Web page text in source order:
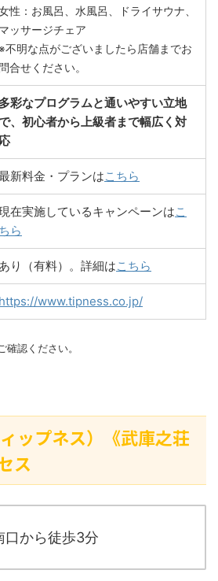
性：お風呂、水風呂、ドライサウナ、
マッサージチェア
不明な点がございましたら店舗までお
問合せください。
多彩なプログラムと通いやすい立地
、初心者から上級者まで幅広く対
応
新料金・プランはこちら
在実施しているキャンペーンはこ
ちら
あり（有料）。詳細はこちら
https://www.tipness.co.jp/
認ください。
ップネス）《武庫之荘
ス
口から徒歩3分